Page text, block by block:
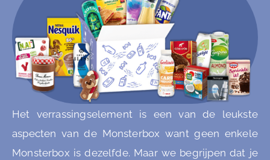
Het verrassingselement is een van de leukste
aspecten van de Monsterbox want geen enkele
Monsterbox is dezelfde. Maar we begrijpen dat je